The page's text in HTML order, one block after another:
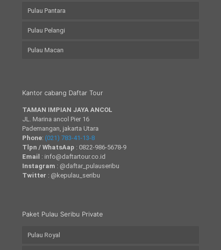
Pulau Pantara
Pulau Pelangi
Pulau Macan
Kantor cabang Daftar Tour
TAMAN IMPIAN JAYA ANCOL
JL. Marina ancol Pier 16
Pademangan, jakarta Utara
Phone: (021) 783-41-13-8
Tlpn / WhatsAap : 0822-986-5678-9
Email : info@daftartour.co.id
Instagram : @daftar_pulauseribu
Twitter : @kepulau_seribu
Paket Pulau Seribu Private
Pulau Royal